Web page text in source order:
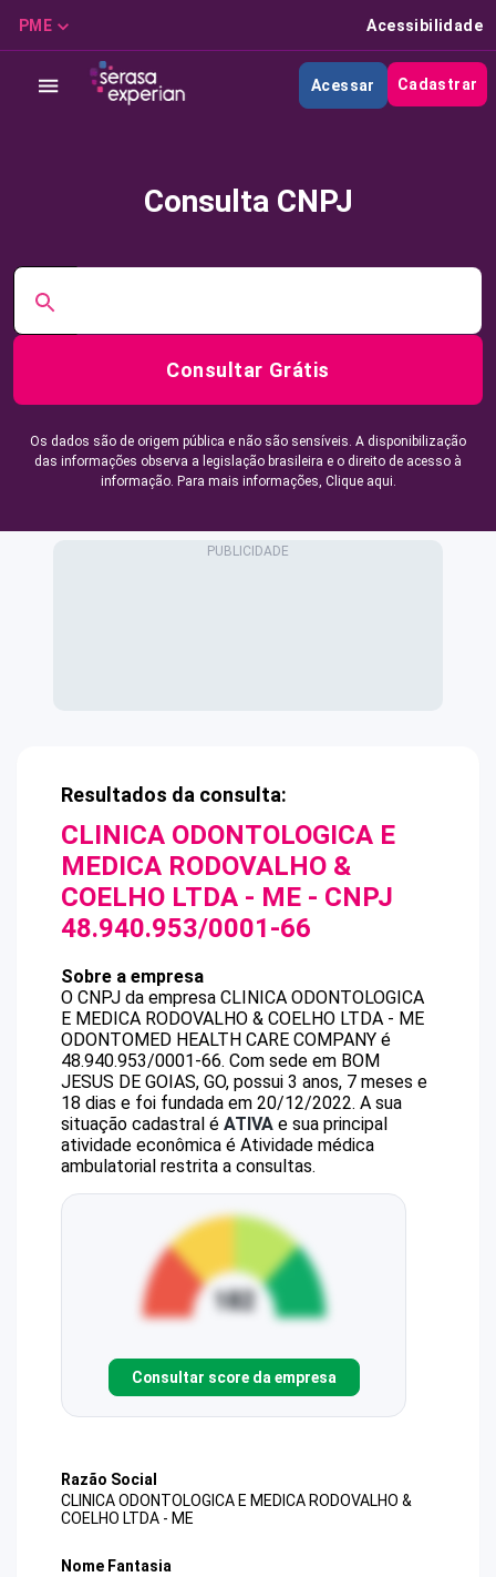
PME Acessibilidade
Acessar Cadastrar
Consulta CNPJ
Consultar Grátis
Os dados são de origem pública e não são sensíveis. A disponibilização
das informações observa a legislação brasileira e o direito de acesso à
informação. Para mais informações, Clique aqui.
Resultados da consulta:
CLINICA ODONTOLOGICA E
MEDICA RODOVALHO &
COELHO LTDA - ME - CNPJ
48.940.953/0001-66
Sobre a empresa
O CNPJ da empresa CLINICA ODONTOLOGICA
E MEDICA RODOVALHO & COELHO LTDA - ME
ODONTOMED HEALTH CARE COMPANY é
48.940.953/0001-66. Com sede em BOM
JESUS DE GOIAS, GO, possui 3 anos, 7 meses e
18 dias e foi fundada em 20/12/2022. A sua
situação cadastral é ATIVA e sua principal
atividade econômica é Atividade médica
ambulatorial restrita a consultas.
Consultar score da empresa
Razão Social
CLINICA ODONTOLOGICA E MEDICA RODOVALHO &
COELHO LTDA - ME
Nome Fantasia